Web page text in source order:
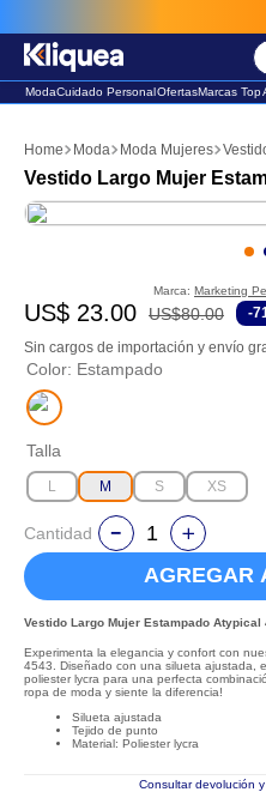
ModaCuidado PersonalOfertasMarcas Top
Moda Moda Mujeres
Vestido Largo Mujer
Marca: Marketing
US$ 23.00 US$80.00 -
Sin cargos de importación y envío
Color: Estampado
Talla
L M S XS
Cantidad
AGREGAR
Vestido Largo Mujer Estampado Atypical
Experimenta la elegancia y confort con
4543. Diseñado con una silueta ajustada,
poliester lycra para una perfecta
ropa de moda y siente la diferencia!
Silueta ajustada
Tejido de punto
Material: Poliester lycra
Consultar devolución
2. sandalia